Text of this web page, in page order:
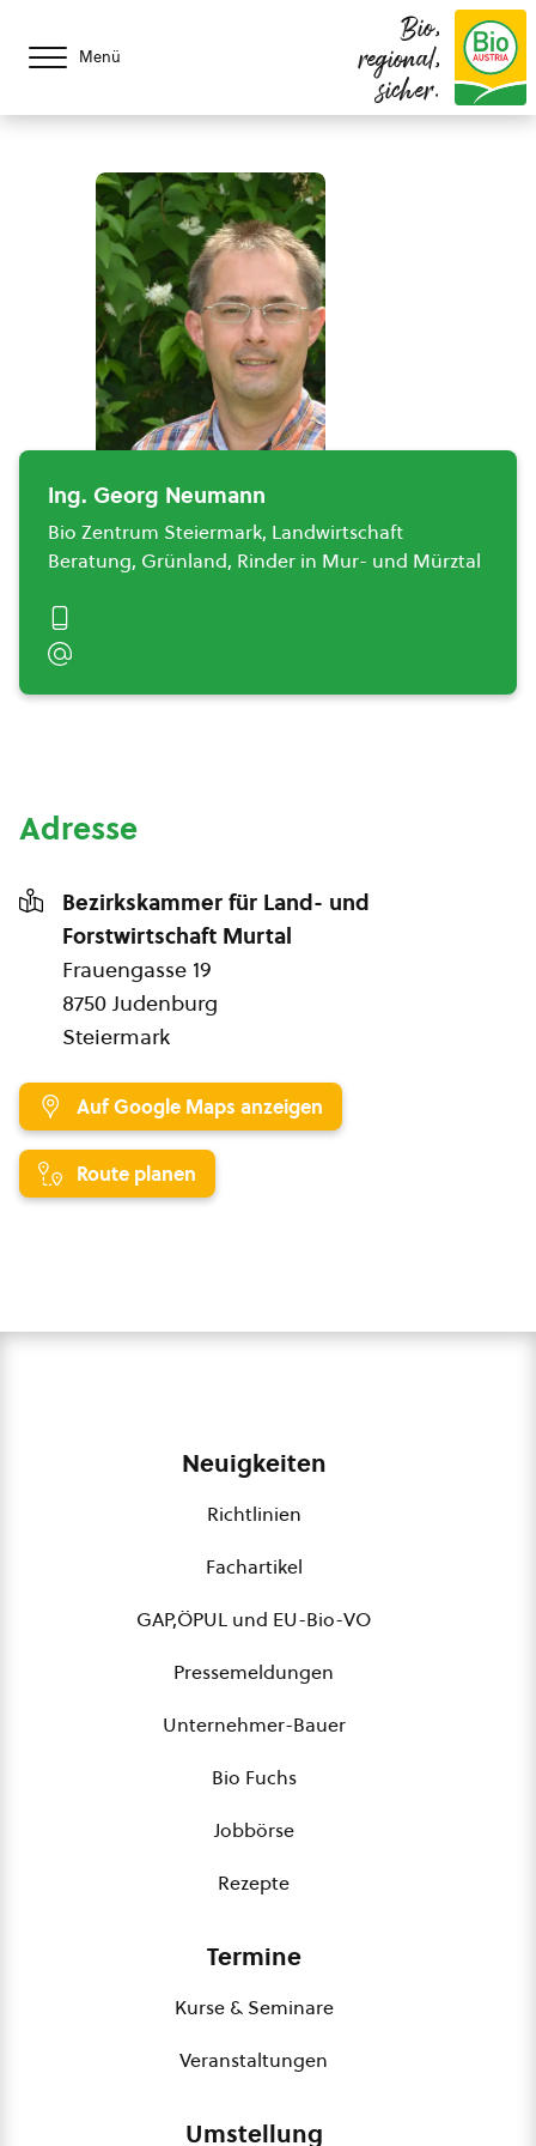
Menü
Bio,
regional,
sicher.
Ing. Georg Neumann
Bio Zentrum Steiermark, Landwirtschaft
Beratung, Grünland, Rinder in Mur- und Mürztal
Adresse
Bezirkskammer für Land- und
Forstwirtschaft Murtal
Frauengasse 19
8750 Judenburg
Steiermark
Auf Google Maps anzeigen
Route planen
Neuigkeiten
Richtlinien
Fachartikel
GAP,ÖPUL und EU-Bio-VO
Pressemeldungen
Unternehmer-Bauer
Bio Fuchs
Jobbörse
Rezepte
Termine
Kurse & Seminare
Veranstaltungen
Umstellung